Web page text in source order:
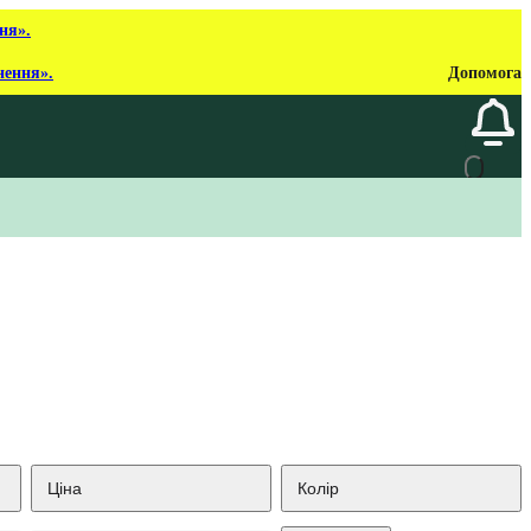
Допомога
Ціна Колір